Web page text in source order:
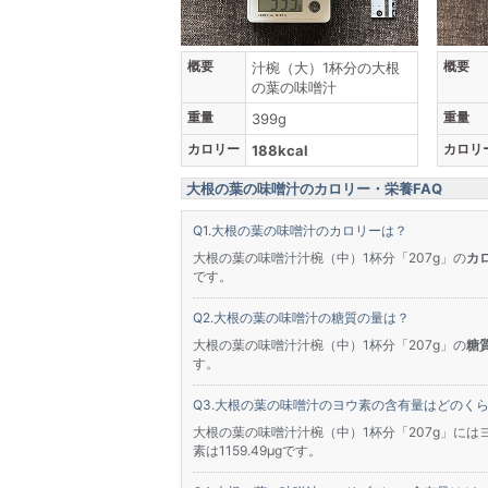
概要
汁椀（大）1杯分の大根
の葉の味噌汁
重量 399g
カロリー 188kcal
概要
重量
カロリ
大根の葉の味噌汁のカロリー・栄養FAQ
大根の葉の味噌汁のカロリーは？
大根の葉の味噌汁汁椀（中）1杯分「207g」のカ
です。
大根の葉の味噌汁の糖質の量は？
大根の葉の味噌汁汁椀（中）1杯分「207g」の糖
す。
大根の葉の味噌汁のヨウ素の含有量はどのく
大根の葉の味噌汁汁椀（中）1杯分「207g」に
素は1159.49μgです。